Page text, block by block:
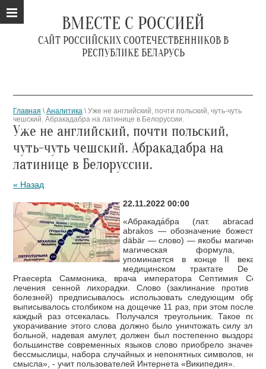
ВМЕСТЕ С РОССИЕЙ
САЙТ РОССИЙСКИХ СООТЕЧЕСТВЕННИКОВ В
РЕСПУБЛИКЕ БЕЛАРУСЬ
Главная \Аналитика \ Уже не английский, почти польский, чуть-чуть
чешский. Абракадабра на латинице в Белоруссии.
Уже не английский, почти польский,
чуть-чуть чешский. Абракадабра на
латинице в Белоруссии.
« Назад
22.11.2022 00:00
«Абракада́бра (лат.
abrakos — обозначение
däbär — слово) — якобы
магическая формула,
упоминается в конце II
медицинском трактате De
Praecepta Саммоника, врача императора Септимия
лечения сенной лихорадки. Слово (заклинание против
болезней) предписывалось использовать следующим
выписывалось столбиком на дощечке 11 раз, при этом
каждый раз отсекалась. Получался треугольник. Такое
укорачивание этого слова должно было уничтожать силу
больной, надевая амулет, должен был постепенно
большинстве современных языков слово приобрело
бессмыслицы, набора случайных и непонятных символов, не
смысла», - учит пользователей Интернета «Википедия».